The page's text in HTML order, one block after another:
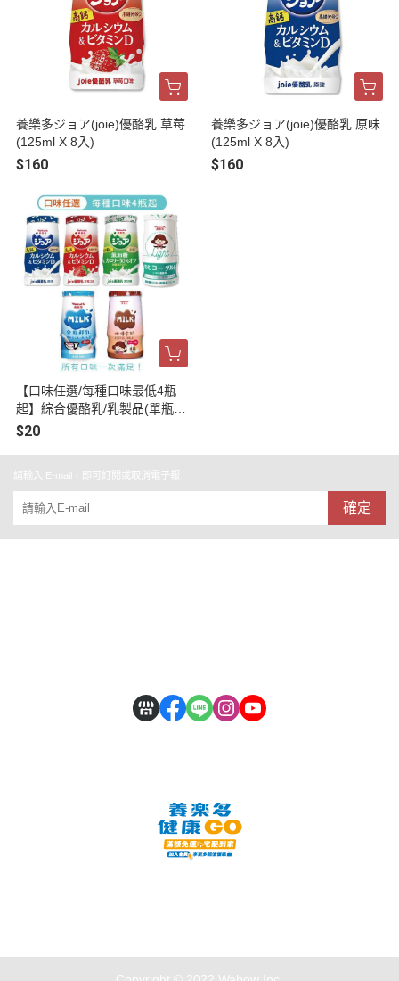
養樂多ジョア(joie)優酪乳 草莓
(125ml X 8入)
$160
養樂多ジョア(joie)優酪乳 原味
(125ml X 8入)
$160
【口味任選/每種口味最低4瓶
起】綜合優酪乳/乳製品(單瓶20
元)
$20
請輸入 E-mail，即可訂閱或取消電子報
確定